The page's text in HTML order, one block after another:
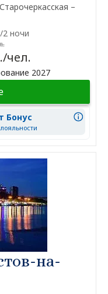
–
2 ночи
чел.
2027
Бонус
на-